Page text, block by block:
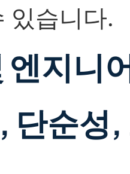
있습니다.
엔지니
단순성